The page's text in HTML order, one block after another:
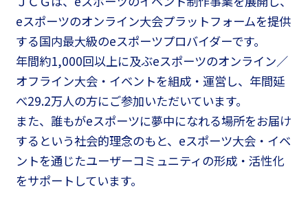
eスポーツのオンライン大会プラットフォームを提供
する国内最大級のeスポーツプロバイダーです。
年間約1,000回以上に及ぶeスポーツのオンライン／
オフライン大会・イベントを組成・運営し、年間延
べ29.2万人の方にご参加いただいています。
また、誰もがeスポーツに夢中になれる場所をお届け
するという社会的理念のもと、eスポーツ大会・イベ
ントを通じたユーザーコミュニティの形成・活性化
をサポートしています。